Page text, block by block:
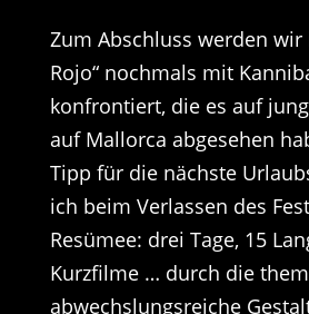
Zum Abschluss werden wir
Rojo“ nochmals mit
konfrontiert, die es auf
auf Mallorca abgesehen
Tipp für die nächste
ich beim Verlassen des
Resümee: drei Tage, 15
Kurzfilme … durch die
abwechslungsreiche